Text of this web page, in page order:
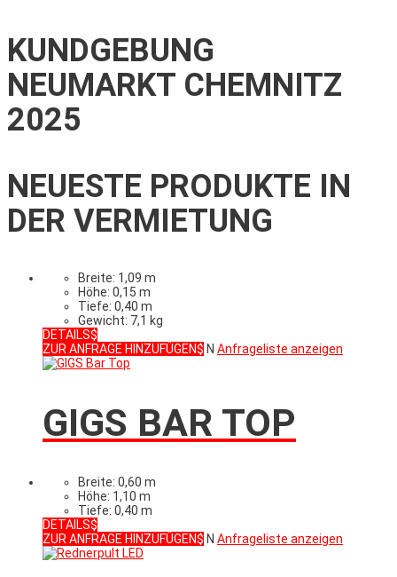
KUNDGEBUNG
NEUMARKT CHEMNITZ
2025
NEUESTE PRODUKTE IN
DER VERMIETUNG
Breite: 1,09 m
Höhe: 0,15 m
Tiefe: 0,40 m
Gewicht: 7,1 kg
DETAILS
ZUR ANFRAGE HINZUFÜGEN
N Anfrageliste anzeigen
GIGS BAR TOP
Breite: 0,60 m
Höhe: 1,10 m
Tiefe: 0,40 m
DETAILS
ZUR ANFRAGE HINZUFÜGEN
N Anfrageliste anzeigen